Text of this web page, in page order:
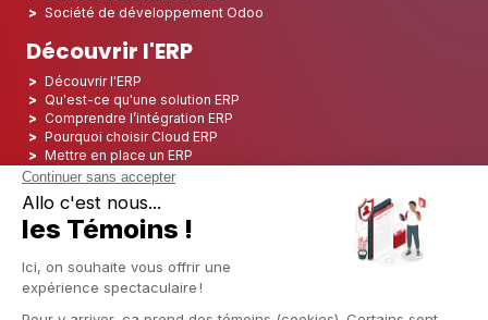
Société de développement Odoo
Découvrir l'ERP
Découvrir l'ERP
Qu'est-ce qu'une solution ERP
Comprendre l’intégration ERP
Pourquoi choisir Cloud ERP
Mettre en place un ERP
ERP Open Source
Logiciel ERP Open Source
Top 5 des ERP Open Source
ERP Integration
ERP Implementation